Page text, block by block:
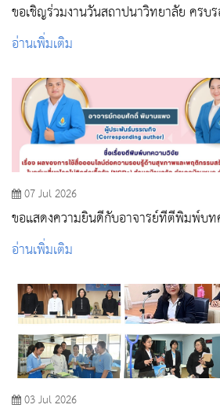
ขอเชิญร่วมงานวันสถาปนาวิทยาลัย คร
วพบ.สระบุรี”
อ่านเพิ่มเติม
07 Jul 2026
ขอแสดงความยินดีกับอาจารย์ที่ตีพิมพ์บท
อ่านเพิ่มเติม
03 Jul 2026